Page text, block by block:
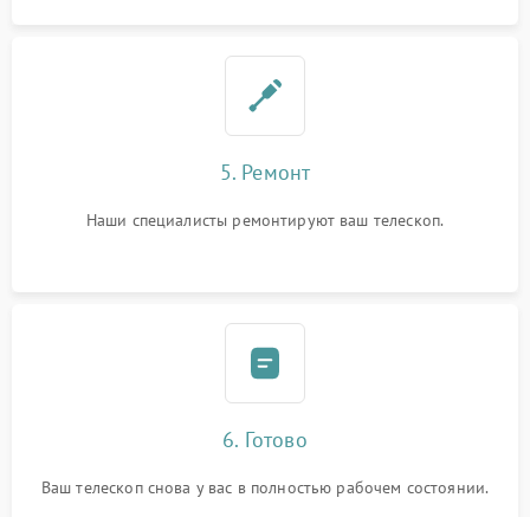
5. Ремонт
Наши специалисты ремонтируют ваш телескоп.
6. Готово
Ваш телескоп снова у вас в полностью рабочем состоянии.